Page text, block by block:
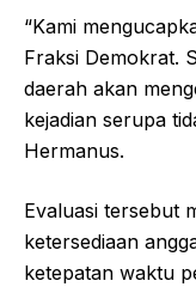
“Kami
Fraksi Demokrat.
daerah akan
kejadian serupa
Hermanus.
Evaluasi tersebut
ketersediaan
ketepatan waktu